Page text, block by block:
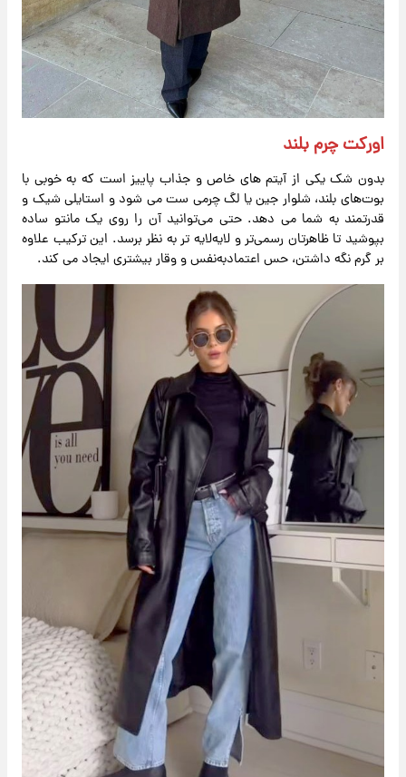
اورکت چرم بلند
بدون شک یکی از آیتم‌ های خاص و جذاب پاییز است که به ‌خوبی با
بوت‌های بلند، شلوار جین یا لگ چرمی ست می‌ شود و استایلی شیک و
قدرتمند به شما می ‌دهد. حتی می‌توانید آن را روی یک مانتو ساده
بپوشید تا ظاهرتان رسمی‌تر و لایه‌لایه ‌تر به نظر برسد. این ترکیب علاوه
بر گرم نگه داشتن، حس اعتمادبه‌نفس و وقار بیشتری ایجاد می ‌کند.